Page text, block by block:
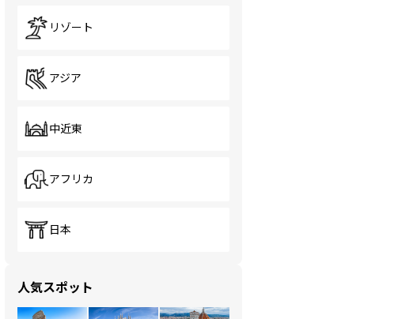
リゾート
アジア
中近東
アフリカ
日本
人気スポット